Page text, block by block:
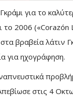
για το
το 2006
βραβεία λάτιν
για ηχογράφηση.
στις 4